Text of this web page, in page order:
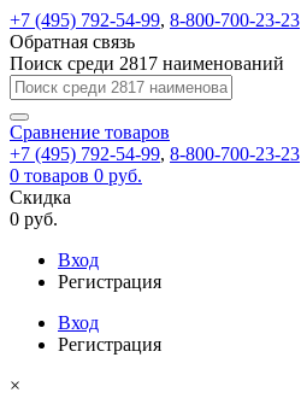
+7 (495) 792-54-99, 8-800-700-23-23
Обратная связь
Поиск среди 2817 наименований
Сравнение товаров
+7 (495) 792-54-99, 8-800-700-23-23
0 товаров 0 руб.
Скидка
0 руб.
Вход
Регистрация
Вход
Регистрация
×